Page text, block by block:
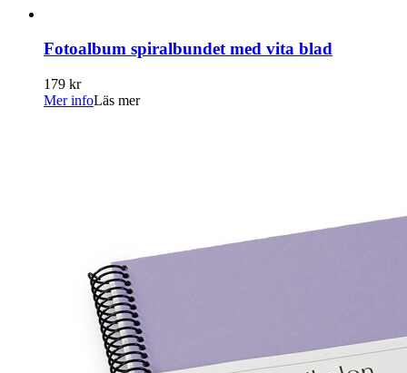
Fotoalbum spiralbundet med vita blad
179 kr
Mer infoLäs mer